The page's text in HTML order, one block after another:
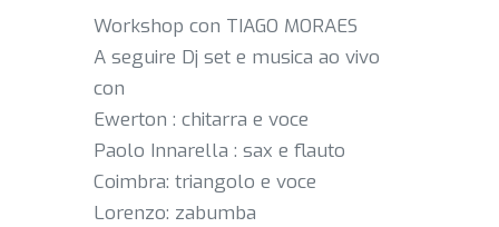
Workshop con TIAGO MORAES
A seguire Dj set e musica ao vivo
con
Ewerton : chitarra e voce
Paolo Innarella : sax e flauto
Coimbra: triangolo e voce
Lorenzo: zabumba